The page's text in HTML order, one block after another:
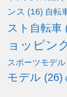
ンス (16) 自転
スト自転車
ョッピン
スポーツモデル
モデル (26)